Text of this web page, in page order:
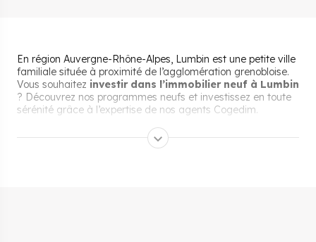
En région Auvergne-Rhône-Alpes, Lumbin est une petite ville
familiale située à proximité de l’agglomération grenobloise.
Vous souhaitez investir dans l’immobilier neuf à Lumbin
? Découvrez nos programmes neufs et investissez en toute
sérénité grâce à l’expertise de nos agents Cogedim.
Pourquoi s’installer et vivre